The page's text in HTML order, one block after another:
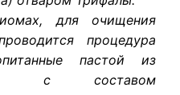
для очищения
процедура
пастой из
с составом